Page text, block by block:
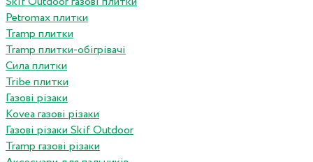
Petromax плитки
Tramp плитки
Tramp плитки-обігрівачі
Сила плитки
Tribe плитки
Газові різаки
Kovea газові різаки
Газові різаки Skif Outdoor
Tramp газові різаки